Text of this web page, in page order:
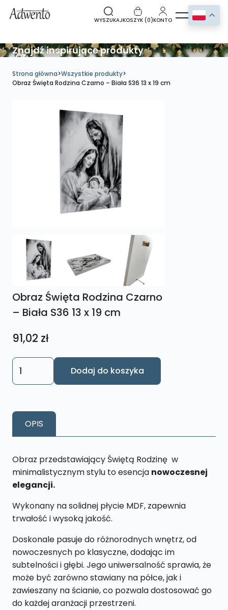
WYSZUKAJKOSZYK (0)KONTO
Znajdź inspirujące produkty
Strona główna>Wszystkie produkty>
Obraz Święta Rodzina Czarno – Biała S36 13 x 19 cm
Obraz Święta Rodzina Czarno
– Biała S36 13 x 19 cm
91,02 zł
ilość
Obraz
Czarno
S36
13
x
cm
Dodaj do koszyka
OPIS
Obraz przedstawiający Świętą Rodzinę w
minimalistycznym stylu to esencja nowoczesnej
elegancji.
Wykonany na solidnej płycie MDF, zapewnia
trwałość i wysoką jakość.
Doskonale pasuje do różnorodnych wnętrz, od
nowoczesnych po klasyczne, dodając im
subtelności i głębi. Jego uniwersalność sprawia, że
może być zarówno stawiany na półce, jak i
zawieszany na ścianie, co pozwala dostosować go
do każdej aranżacji przestrzeni.